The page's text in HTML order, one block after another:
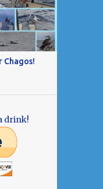
Chagos!
drink!